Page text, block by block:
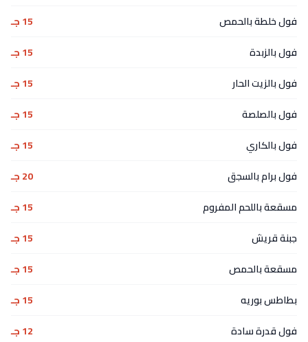
فول خلطة بالحمص
15 جـ
فول بالزبدة
15 جـ
فول بالزيت الحار
15 جـ
فول بالصلصة
15 جـ
فول بالكاري
15 جـ
فول برام بالسجق
20 جـ
مسقعة باللحم المفروم
15 جـ
جبنة قريش
15 جـ
مسقعة بالحمص
15 جـ
بطاطس بوريه
15 جـ
فول قدرة سادة
12 جـ